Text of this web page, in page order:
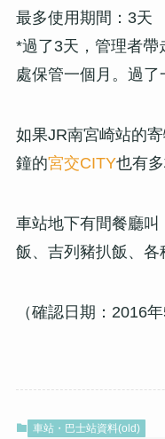
最多使用期間：3天
*過了3天，管理者帶
處保管一個月。過了
如果JR南宮崎站的
鐘的宮交CITY也有多
車站地下有間餐廳
飯、吉列豬扒飯、各
（確認日期：2016年
車站・巴士站資料(old)